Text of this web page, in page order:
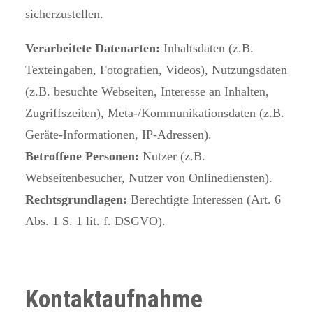
sicherzustellen.
Verarbeitete Datenarten: Inhaltsdaten (z.B.
Texteingaben, Fotografien, Videos), Nutzungsdaten
(z.B. besuchte Webseiten, Interesse an Inhalten,
Zugriffszeiten), Meta-/Kommunikationsdaten (z.B.
Geräte-Informationen, IP-Adressen).
Betroffene Personen: Nutzer (z.B.
Webseitenbesucher, Nutzer von Onlinediensten).
Rechtsgrundlagen: Berechtigte Interessen (Art. 6
Abs. 1 S. 1 lit. f. DSGVO).
Kontaktaufnahme